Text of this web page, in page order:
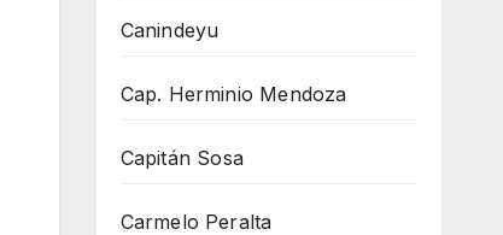
Canindeyu
Cap. Herminio Mendoza
Capitán Sosa
Carmelo Peralta